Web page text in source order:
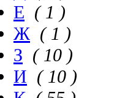
Е ( 1 )
Ж ( 1 )
З ( 10 )
И ( 10 )